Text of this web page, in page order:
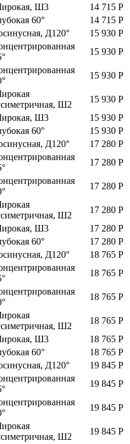
Ш3 14 715 Р
60° 14 715 Р
Д120° 15 930 Р
15 930 Р
15 930 Р
Ш2
15 930 Р
Ш3 15 930 Р
60° 15 930 Р
Д120° 17 280 Р
17 280 Р
17 280 Р
Ш2
17 280 Р
Ш3 17 280 Р
60° 17 280 Р
Д120° 18 765 Р
18 765 Р
18 765 Р
Ш2
18 765 Р
Ш3 18 765 Р
60° 18 765 Р
Д120° 19 845 Р
19 845 Р
19 845 Р
Ш2
19 845 Р